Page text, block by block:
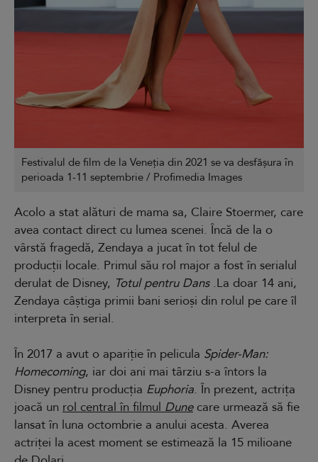
Festivalul de film de la Veneția din 2021 se va desfășura în
perioada 1-11 septembrie / Profimedia Images
Acolo a stat alături de mama sa, Claire Stoermer, care
avea contact direct cu lumea scenei. Încă de la o
vârstă fragedă, Zendaya a jucat în tot felul de
producții locale. Primul său rol major a fost în serialul
derulat de Disney, Totul pentru Dans.La doar 14 ani,
Zendaya câștiga primii bani serioși din rolul pe care îl
interpreta în serial.
În 2017 a avut o apariție în pelicula Spider-Man:
Homecoming, iar doi ani mai târziu s-a întors la
Disney pentru producția Euphoria. În prezent, actrița
joacă un rol central în filmul Dunecare urmează să fie
lansat în luna octombrie a anului acesta. Averea
actriței la acest moment se estimează la 15 milioane